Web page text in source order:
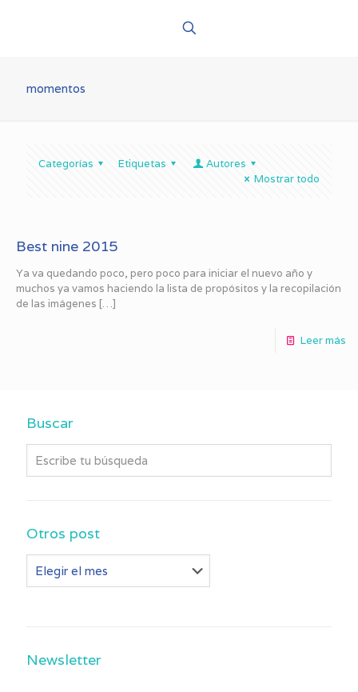
momentos
Categorías Etiquetas
Autores
Mostrar todo
Best nine 2015
Ya va quedando poco, pero poco para iniciar el nuevo año y
muchos ya vamos haciendo la lista de propósitos y la recopilación
de las imágenes […]
Leer más
Buscar
Otros post
post
Newsletter